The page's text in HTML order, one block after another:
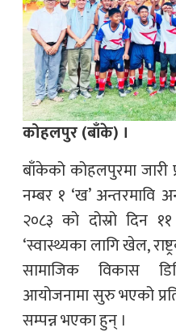
कोहलपुर (बाँके) ।
बाँकेको कोहलपुरमा जारी
नम्बर १ ‘ख’ अन्तरमावि
२०८३ को दोस्रो दिन
‘स्वास्थ्यका लागि खेल,
सामाजिक विकास
आयोजनामा सुरु भएको
सम्पन्न भएका हुन् ।